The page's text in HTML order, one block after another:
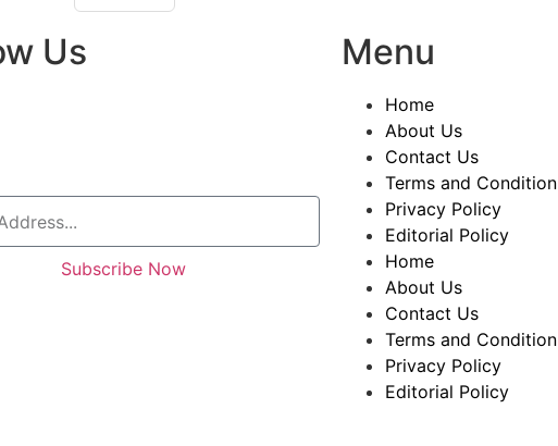
Us
Subscribe Now
Menu
Home
About Us
Contact Us
Terms and Condition
Privacy Policy
Editorial Policy
Home
About Us
Contact Us
Terms and Condition
Privacy Policy
Editorial Policy